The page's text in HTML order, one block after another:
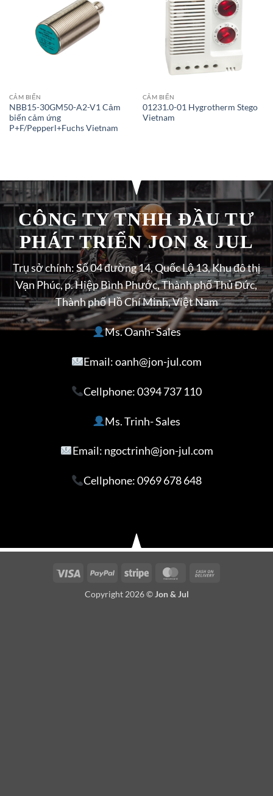
CẢM BIẾN
NBB15-30GM50-A2-V1 Cảm
biến cảm ứng
P+F/Pepperl+Fuchs Vietnam
CẢM BIẾN
01231.0-01 Hygrotherm Stego
Vietnam
CÔNG TY TNHH ĐẦU TƯ
PHÁT TRIỂN JON & JUL
Trụ sở chính: Số 04 đường 14, Quốc Lộ 13, Khu đô thị
Vạn Phúc, p. Hiệp Bình Phước, Thành phố Thủ Đức,
Thành phố Hồ Chí Minh, Việt Nam
Ms. Oanh- Sales
Email: oanh@jon-jul.com
Cellphone:0394 737 110
Ms. Trinh- Sales
Email: ngoctrinh@jon-jul.com
Cellphone:0969 678 648
Visa PayPal Stripe MasterCard
Copyright 2026 © Jon & Jul